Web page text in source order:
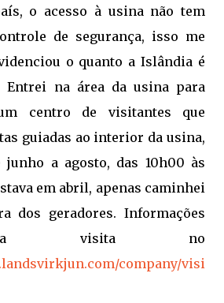
o acesso à usina não tem
de segurança, isso me
o quanto a Islândia é
Entrei na área da usina para
centro de visitantes que
guiadas ao interior da usina,
junho a agosto, das 10h00 às
em abril, apenas caminhei
dos geradores. Informações
a visita no
company/visi